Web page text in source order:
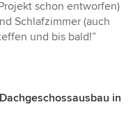
schon entworfen)
Schlafzimmer (auch
und bis bald!”
in